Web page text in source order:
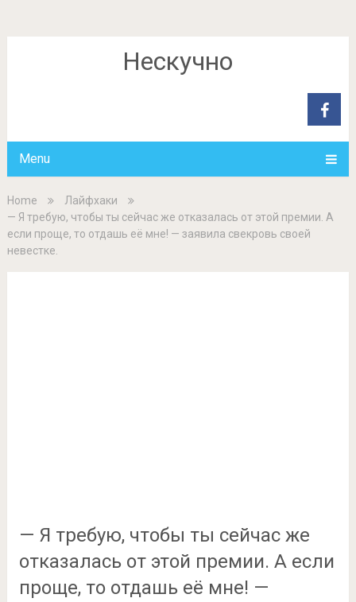
Нескучно
Menu
Home
Лайфхаки
— Я требую, чтобы ты сейчас же отказалась от этой премии. А
если проще, то отдашь её мне! — заявила свекровь своей
невестке.
— Я требую, чтобы ты сейчас же
отказалась от этой премии. А если
проще, то отдашь её мне! —